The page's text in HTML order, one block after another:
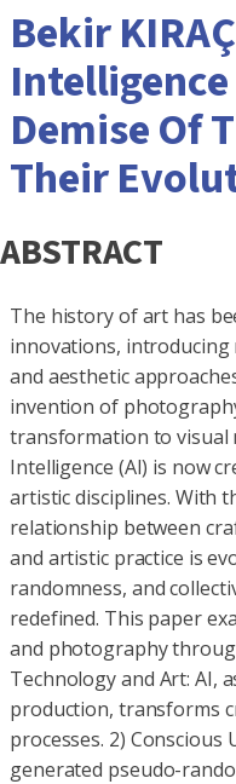
Bekir
Demise Of
Their
ABSTRACT
The history of art has
innovations,
and aesthetic
invention of
transformation to visual
Intelligence (AI) is now
artistic disciplines. With
relationship between
and artistic practice is
randomness, and
redefined. This paper
and photography
Technology and Art: AI,
production, transforms
processes. 2) Conscious
generated pseudo-